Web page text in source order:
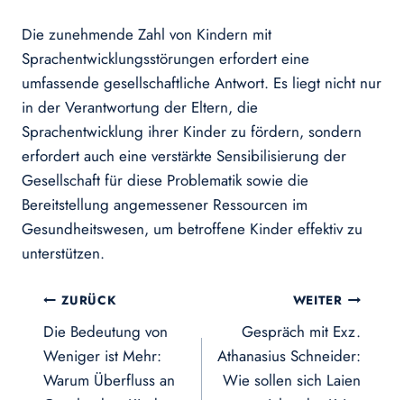
Die zunehmende Zahl von Kindern mit
Sprachentwicklungsstörungen erfordert eine
umfassende gesellschaftliche Antwort. Es liegt nicht nur
in der Verantwortung der Eltern, die
Sprachentwicklung ihrer Kinder zu fördern, sondern
erfordert auch eine verstärkte Sensibilisierung der
Gesellschaft für diese Problematik sowie die
Bereitstellung angemessener Ressourcen im
Gesundheitswesen, um betroffene Kinder effektiv zu
unterstützen.
Beitragsnavigation
ZURÜCK
Die Bedeutung von
Weniger ist Mehr:
Warum Überfluss an
WEITER
Gespräch mit Exz.
Athanasius Schneider:
Wie sollen sich Laien